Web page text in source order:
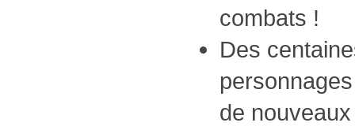
combats !
Des
de